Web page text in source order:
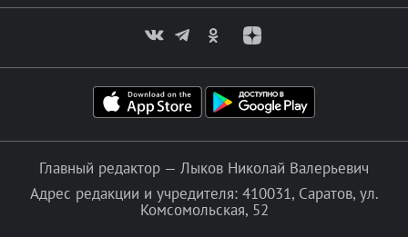
Главный редактор — Лыков Николай Валерьевич
Адрес редакции и учредителя: 410031, Саратов, ул.
Комсомольская, 52